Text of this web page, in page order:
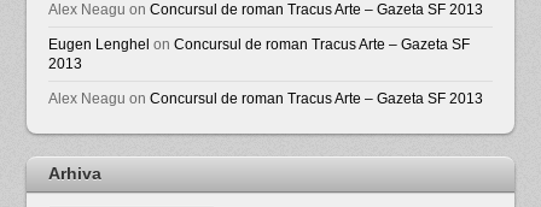
Alex Neagu onConcursul de roman Tracus Arte – Gazeta SF 2013
Eugen Lenghel onConcursul de roman Tracus Arte – Gazeta SF
2013
Alex Neagu onConcursul de roman Tracus Arte – Gazeta SF 2013
Arhiva